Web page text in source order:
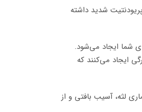
۳۰ سال را تحت تأثیر قرار می‌دهد که حدود ۸.۵٪ از آنها ممکن است پریودنتیت شدید داشته
شما ایجاد می‌شود.
ایجاد می‌کنند که
لثه، آسیب بافتی و از